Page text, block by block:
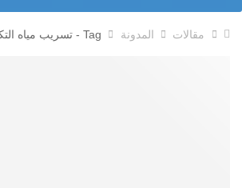
مقالات المدونة Tag - تسريب مياه التكييف